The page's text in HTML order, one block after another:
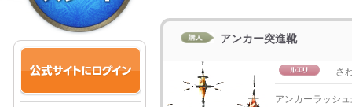
アンカー突進靴
さ
アンカーラッシ